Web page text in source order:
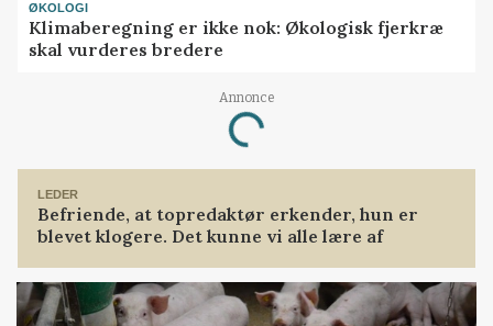
ØKOLOGI
Klimaberegning er ikke nok: Økologisk fjerkræ
skal vurderes bredere
Annonce
Loading...
LEDER
Befriende, at topredaktør erkender, hun er
blevet klogere. Det kunne vi alle lære af